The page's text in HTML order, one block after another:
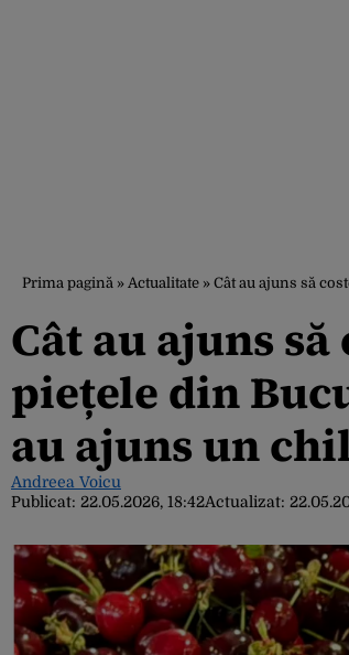
Prima pagină » Actualitate » Cât au ajuns să
Cât au ajuns
piețele din
au ajuns un
Andreea Voicu
Publicat: 22.05.2026, 18:42Actualizat: